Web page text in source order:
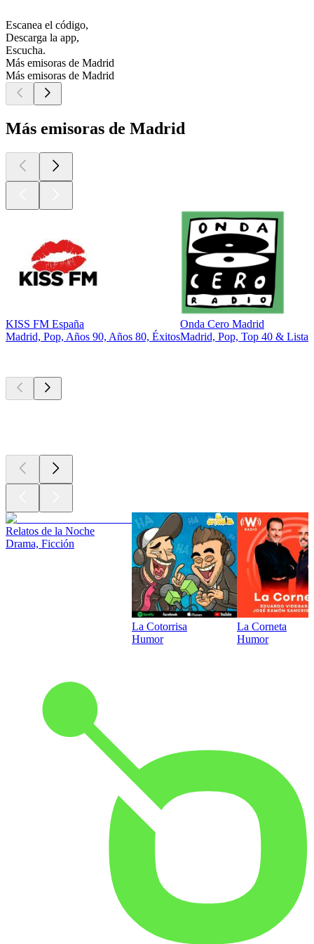
Escanea el código,
Descarga la app,
Escucha.
Más emisoras de Madrid
Más emisoras de Madrid
Más emisoras de Madrid
KISS FM España
Madrid, Pop, Años 90, Años 80, Éxitos
Onda Cero Madrid
Madrid, Pop, Top 40 &
Relatos de la Noche
Drama, Ficción
La Cotorrisa
Humor
La Corneta
Humor